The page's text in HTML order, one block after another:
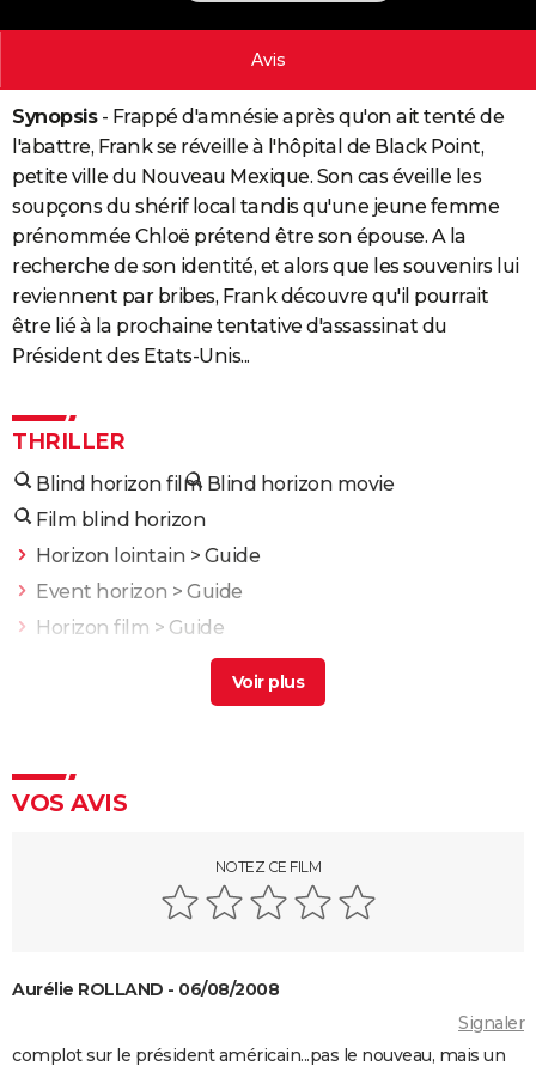
PHOTO
BONS PLANS
CARTE DE VOEUX
Carte de Noël
Carte Bonne année
Carte Saint-Valentin
Carte Pâques
Carte d'anniversaire
DICTIONNAIRE
Dictionnaire
Biographies
Citations
Expressions
Proverbes
PROGRAMME TV
COPAINS D'AVANT
S'inscrire
Se connecter
Lycées
Collèges
Primaires
Universités
Entreprises
Service militaire
Avis de recherche
AVIS DE DÉCÈS
FORUM
Avis
Synopsis- Frappé d'amnésie après qu'on ait tenté de
l'abattre, Frank se réveille à l'hôpital de Black Point,
petite ville du Nouveau Mexique. Son cas éveille les
soupçons du shérif local tandis qu'une jeune femme
prénommée Chloë prétend être son épouse. A la
recherche de son identité, et alors que les souvenirs lui
reviennent par bribes, Frank découvre qu'il pourrait
être lié à la prochaine tentative d'assassinat du
Président des Etats-Unis...
THRILLER
Blind horizon film Blind horizon movie
Film blind horizon
Horizon lointain > Guide
Event horizon > Guide
Horizon film > Guide
> Guide
À travers ma fenêtre 2 : l'amour pour horizon
explications sur la fin
Enemy : que signifie la fin du film ? Tentative
dans le panneau ?
Un simple accident : Palme d'or, bande-annonce,
streaming, séances, avis...
VOS AVIS
NOTEZ CE FILM
Aurélie ROLLAND - 06/08/2008
Signaler
complot sur le président américain...pas le nouveau, mais un